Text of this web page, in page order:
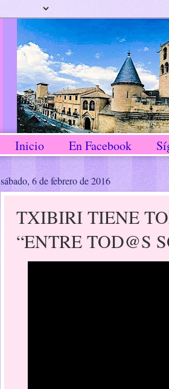
Inicio En Facebook
sábado, 6 de febrero de 2016
TXIBIRI TIENE
“ENTRE TOD@S